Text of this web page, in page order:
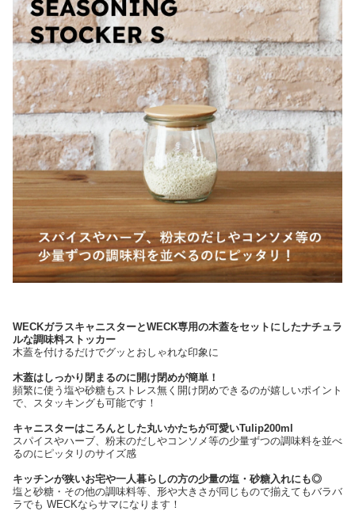
WECKガラスキャニスターとWECK専用の木蓋をセットにしたナチュラ
ルな調味料ストッカー
木蓋を付けるだけでグッとおしゃれな印象に
木蓋はしっかり閉まるのに開け閉めが簡単！
頻繁に使う塩や砂糖もストレス無く開け閉めできるのが嬉しいポイント
で、スタッキングも可能です！
キャニスターはころんとした丸いかたちが可愛いTulip200ml
スパイスやハーブ、粉末のだしやコンソメ等の少量ずつの調味料を並べ
るのにピッタリのサイズ感
キッチンが狭いお宅や一人暮らしの方の少量の塩・砂糖入れにも◎
塩と砂糖・その他の調味料等、形や大きさが同じもので揃えてもバラバ
ラでも WECKならサマになります！